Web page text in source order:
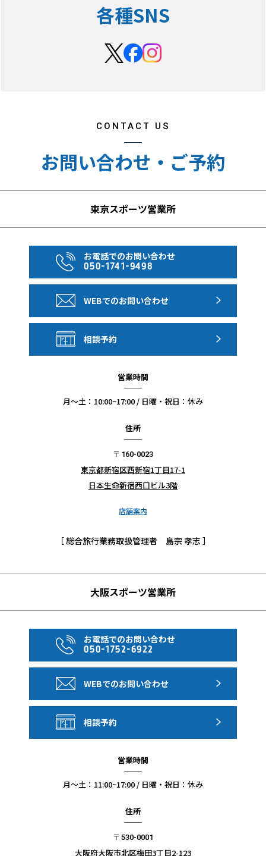
各種SNS
CONTACT US
お問い合わせ・ご予約
東京スポーツ営業所
お電話でのお問い合わせ
050-1741-9498
WEBでのお問い合わせ
相談予約
営業時間
月〜土：10:00~17:00 / 日曜・祝日：休み
住所
〒160-0023
東京都新宿区西新宿1丁目17-1
日本生命新宿西口ビル3階
店舗案内
［ 総合旅行業務取扱管理者 島宗 孝志 ］
大阪スポーツ営業所
お電話でのお問い合わせ
050-1752-6922
WEBでのお問い合わせ
相談予約
営業時間
月〜土：11:00~17:00 / 日曜・祝日：休み
住所
〒530-0001
大阪府大阪市北区梅田3丁目2-123